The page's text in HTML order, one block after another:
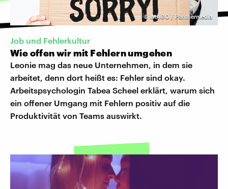
©IMAGO / Panthermedia
Job und Fehlerkultur
Wie offen wir mit Fehlern umgehen
Leonie mag das neue Unternehmen, in dem sie
arbeitet, denn dort heißt es: Fehler sind okay.
Arbeitspsychologin Tabea Scheel erklärt, warum sich
ein offener Umgang mit Fehlern positiv auf die
Produktivität von Teams auswirkt.